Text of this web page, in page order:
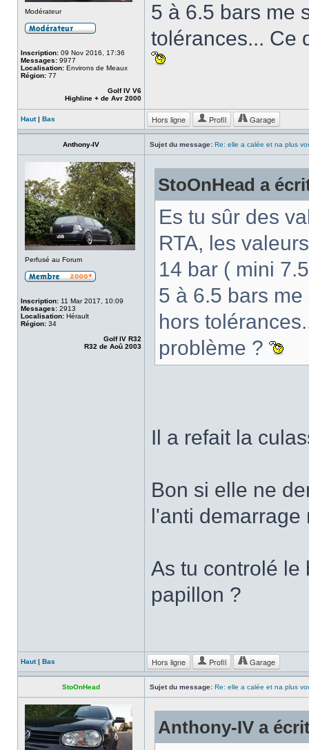
Modérateur
Inscription: 09 Nov 2016, 17:36
Messages: 9977
Localisation: Environs de Meaux
Région: 77
Golf IV V6
Highline + de Avr 2000
5 à 6.5 bars me
tolérances... Ce
Haut| Bas Hors ligne Profil Garage
Anthony-IV Sujet du message: Re: elle a calée et na plus
Perfusé au Forum
Inscription: 11 Mar 2017, 10:09
Messages: 2913
Localisation: Hérault
Région: 34
Golf IV R32
R32 de Aoû 2003
StoOnHead a
Es tu sûr des
RTA, les
14 bar ( mini
5 à 6.5 bars
hors
problème ?
Il a refait la
Bon si elle ne
l'anti demarrage
As tu controlé le
papillon ?
Haut| Bas Hors ligne Profil Garage
StoOnHead Sujet du message: Re: elle a calée et na plus
Anthony-IV a